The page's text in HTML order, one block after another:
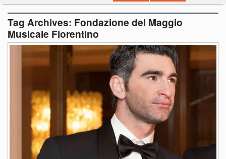
Contatti
dT in English
Tag Archives: Fondazione del Maggio
Musicale Fiorentino